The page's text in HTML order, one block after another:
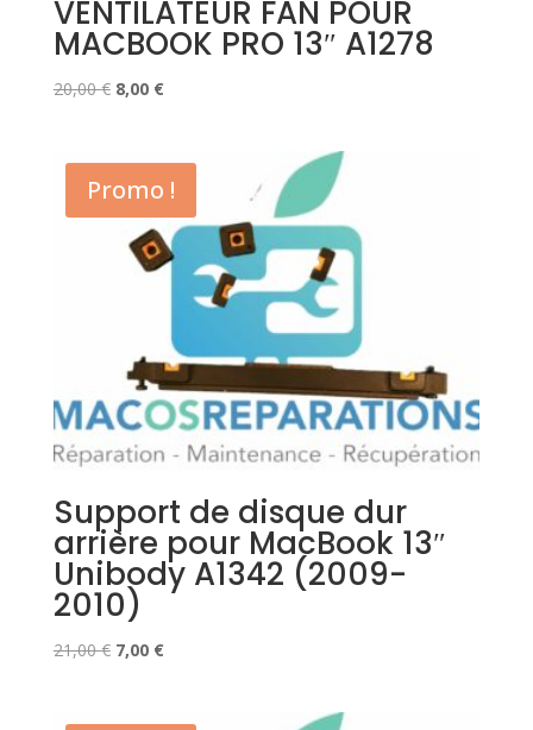
VENTILATEUR FAN POUR
MACBOOK PRO 13″ A1278
20,00€ Le
était :
20,00 €.
8,00 €Le
est :
8,00 €.
Promo !
Support de disque dur
arrière pour MacBook 13″
Unibody A1342 (2009-
2010)
21,00€ Le
7,00 €Le